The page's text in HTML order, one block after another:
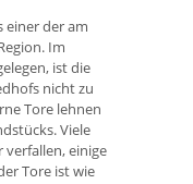
einer der am
Im
ist die
nicht zu
Tore lehnen
Viele
einige
Tore ist wie